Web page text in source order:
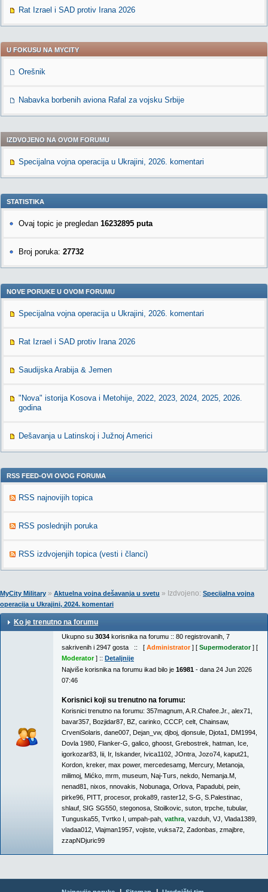
Rat Izrael i SAD protiv Irana 2026
U FOKUSU NA MYCITY
Orešnik
Nabavka borbenih aviona Rafal za vojsku Srbije
IZDVOJENO NA OVOM FORUMU
Specijalna vojna operacija u Ukrajini, 2026. komentari
STATISTIKA
Ovaj topic je pregledan 16232895 puta
Broj poruka: 27732
NOVE PORUKE U OVOM FORUMU
Specijalna vojna operacija u Ukrajini, 2026. komentari
Rat Izrael i SAD protiv Irana 2026
Saudijska Arabija & Jemen
"Nova" istorija Kosova i Metohije, 2022, 2023, 2024, 2025, 2026.
godina
Dešavanja u Latinskoj i Južnoj Americi
RSS FEED-OVI OVOG FORUMA
RSS najnovijih topica
RSS poslednjih poruka
RSS izdvojenjih topica (vesti i članci)
MyCity Military » Aktuelna vojna dešavanja u svetu » Izdvojeno: Specijalna vojna
operacija u Ukrajini, 2024. komentari
Ko je trenutno na forumu
Ukupno su 3034 korisnika na forumu :: 80 registrovanih, 7
sakrivenih i 2947 gosta :: [ Administrator] [ Supermoderator] [
Moderator] :: Detaljnije
Najviše korisnika na forumu ikad bilo je 16981 - dana 24 Jun 2026
07:46
Korisnici koji su trenutno na forumu:
Korisnici trenutno na forumu: 357magnum A.R.Chafee.Jr. alex71
bavar357 Bozjidar87 BZ carinko CCCP, celt Chainsaw,
CrveniSolaris dane007 Dejan_vw, djboj djonsule Djota1 DM1994
Dovla 1980 Flanker-G galico ghoost Grebostrek hatman Ice
igorkozar83 Iii Ir, Iskander, Ivica1102 JOntra Jozo74 kaput21
Kordon kreker, max power, mercedesamg Mercury, Metanoja
milimoj Mićko mrm museum Naj-Turs nekdo Nemanja.M
nenad81
nixos nnovakis Nobunaga Orlova Papadubi pein
pirke96 PITT, procesor, proka89 raster12 S-G S.Palestinac
shlauf SIG SG550 stegonosa Stoilkovic suton trpche tubular,
Tunguska55 Tvrtko I umpah-pah vathra vazduh VJ Vlada1389
vladaa012 Vlajman1957 vojiste vuksa72 Zadonbas zmajbre
zzapNDjuric99